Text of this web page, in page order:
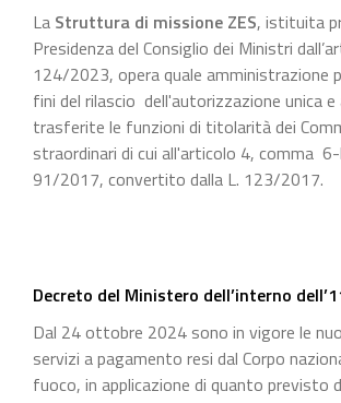
La Struttura di missione ZES, istituita
Presidenza del Consiglio dei Ministri
124/2023, opera quale amministrazione
fini del rilascio dell'autorizzazione unica
trasferite le funzioni di titolarità dei
straordinari di cui all'articolo 4, comma 6-
91/2017, convertito dalla L. 123/2017.
Decreto del Ministero dell’interno
Dal 24 ottobre 2024 sono in vigore le
servizi a pagamento resi dal Corpo
fuoco, in applicazione di quanto previsto